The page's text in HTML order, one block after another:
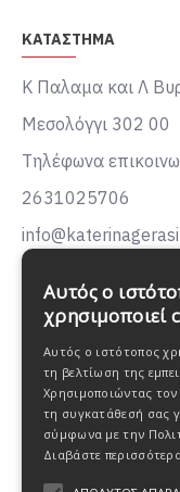
ΚΑΤΑΣΤΗΜΑ
Κ Παλαμα και Λ
Μεσολόγγι 302 00
Τηλέφωνα
2631025706
GERASIMOU
FASHION
Αυτός ο
χρησιμοποιεί
Αυτός ο ιστότοπος
τη βελτίωση της
Χρησιμοποιώντας
τη συγκατάθεσή σας
σύμφωνα με την
Διαβάστε